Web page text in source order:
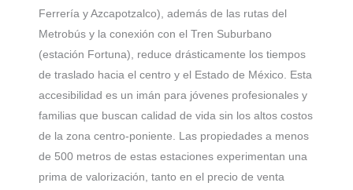
Ferrería y Azcapotzalco), además de las rutas del
Metrobús y la conexión con el Tren Suburbano
(estación Fortuna), reduce drásticamente los tiempos
de traslado hacia el centro y el Estado de México. Esta
accesibilidad es un imán para jóvenes profesionales y
familias que buscan calidad de vida sin los altos costos
de la zona centro-poniente. Las propiedades a menos
de 500 metros de estas estaciones experimentan una
prima de valorización, tanto en el precio de venta